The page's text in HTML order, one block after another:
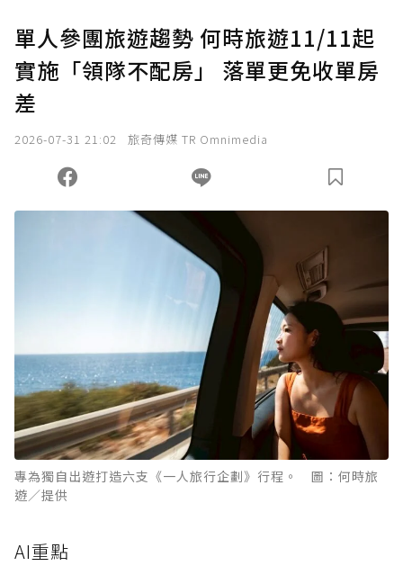
單人參團旅遊趨勢 何時旅遊11/11起
實施「領隊不配房」 落單更免收單房
差
2026-07-31 21:02 旅奇傳媒 TR Omnimedia
專為獨自出遊打造六支《一人旅行企劃》行程。 圖：何時旅
遊／提供
AI重點